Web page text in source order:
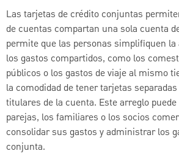
Las tarjetas de crédito conjuntas
de cuentas compartan una sola cuenta
permite que las personas simplifiquen
los gastos compartidos, como los
públicos o los gastos de viaje al mismo
la comodidad de tener tarjetas
titulares de la cuenta. Este arreglo
parejas, los familiares o los socios
consolidar sus gastos y administrar los
conjunta.